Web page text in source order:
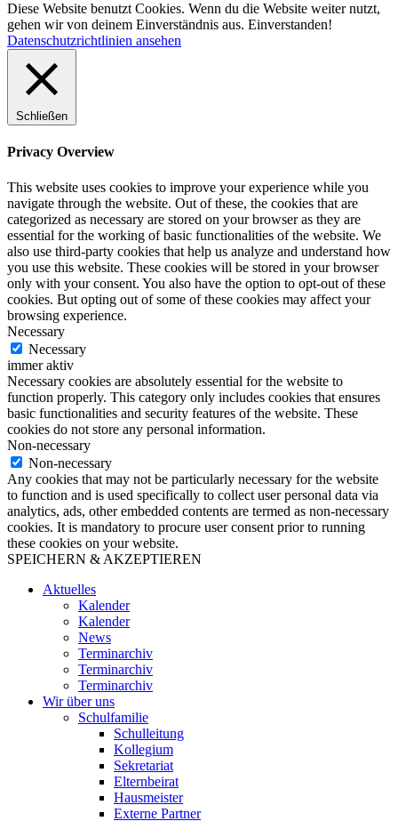
Diese Website benutzt Cookies. Wenn du die Website weiter nutzt,
gehen wir von deinem Einverständnis aus. Einverstanden!
Datenschutzrichtlinien ansehen
Schließen
Privacy Overview
This website uses cookies to improve your experience while you
navigate through the website. Out of these, the cookies that are
categorized as necessary are stored on your browser as they are
essential for the working of basic functionalities of the website. We
also use third-party cookies that help us analyze and understand how
you use this website. These cookies will be stored in your browser
only with your consent. You also have the option to opt-out of these
cookies. But opting out of some of these cookies may affect your
browsing experience.
Necessary
Necessary
immer aktiv
Necessary cookies are absolutely essential for the website to
function properly. This category only includes cookies that ensures
basic functionalities and security features of the website. These
cookies do not store any personal information.
Non-necessary
Non-necessary
Any cookies that may not be particularly necessary for the website
to function and is used specifically to collect user personal data via
analytics, ads, other embedded contents are termed as non-necessary
cookies. It is mandatory to procure user consent prior to running
these cookies on your website.
SPEICHERN & AKZEPTIEREN
Aktuelles
Kalender
Kalender
News
Terminarchiv
Terminarchiv
Terminarchiv
Wir über uns
Schulfamilie
Schulleitung
Kollegium
Sekretariat
Elternbeirat
Hausmeister
Externe Partner